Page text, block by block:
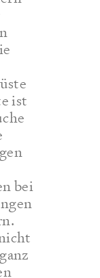
ist
bei